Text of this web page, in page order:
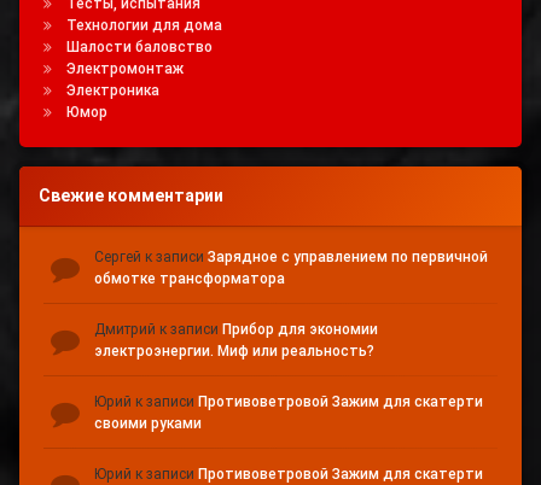
Тесты, испытания
Технологии для дома
Шалости баловство
Электромонтаж
Электроника
Юмор
Свежие комментарии
Сергей к записи Зарядное с управлением по первичной
обмотке трансформатора
Дмитрий к записи Прибор для экономии
электроэнергии. Миф или реальность?
Юрий к записи Противоветровой Зажим для скатерти
своими руками
Юрий к записи Противоветровой Зажим для скатерти